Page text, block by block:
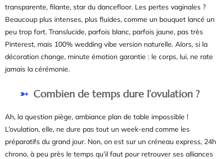
transparente, filante, star du dancefloor. Les pertes vaginales ?
Beaucoup plus intenses, plus fluides, comme un bouquet lancé un
peu trop fort. Translucide, parfois blanc, parfois jaune, pas très
Pinterest, mais 100% wedding vibe version naturelle. Alors, si la
décoration change, minute émotion garantie : le corps, lui, ne rate
jamais la cérémonie.
Combien de temps dure l’ovulation ?
Ah, la question piège, ambiance plan de table impossible !
L’ovulation, elle, ne dure pas tout un week-end comme les
préparatifs du grand jour. Non, on est sur un créneau express, 24h
chrono, à peu près le temps qu’il faut pour retrouver ses alliances